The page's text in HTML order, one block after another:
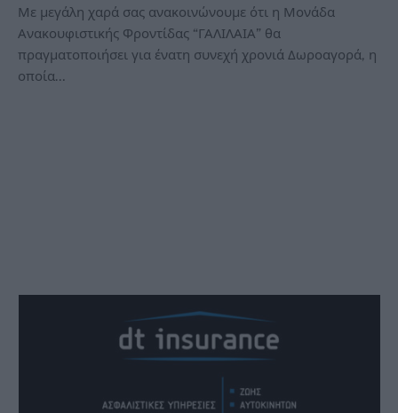
Με μεγάλη χαρά σας ανακοινώνουμε ότι η Μονάδα
Ανακουφιστικής Φροντίδας “ΓΑΛΙΛΑΙΑ” θα
πραγματοποιήσει για ένατη συνεχή χρονιά Δωροαγορά, η
οποία…